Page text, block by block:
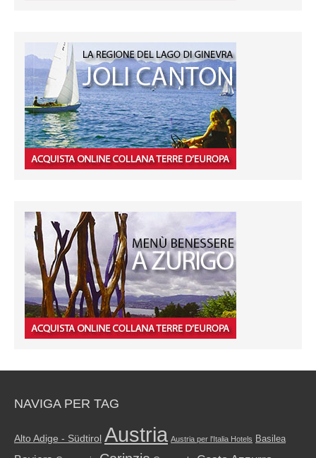
NAVIGA PER TAG
Alto Adige - Südtirol Austria Austria per l'Italia Hotels Basilea